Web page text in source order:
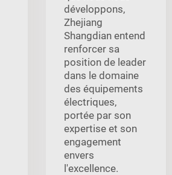
développons,
Zhejiang
Shangdian entend
renforcer sa
position de leader
dans le domaine
des équipements
électriques,
portée par son
expertise et son
engagement
envers
l'excellence.